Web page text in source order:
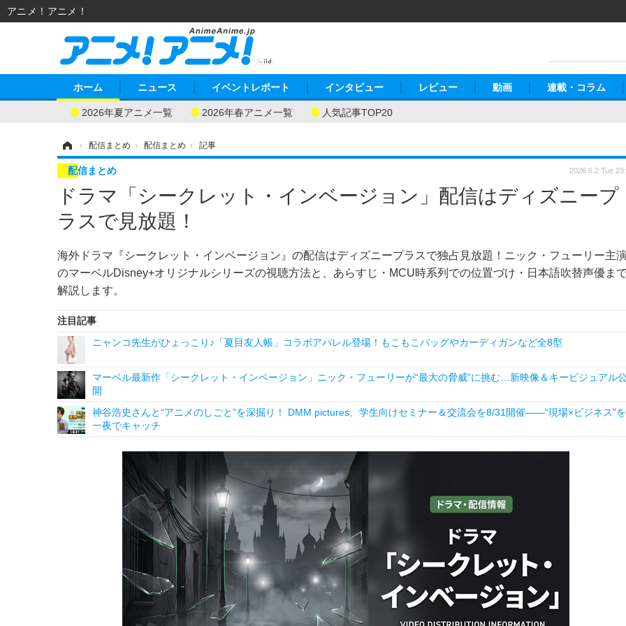
ホーム
2026年夏アニメ一覧 2026年春アニメ一覧 人気記事TOP20
ニュース イベントレポート インタビュー レビュー 動画 連載・コラム
› 配信まとめ › 配信まとめ › 記事
ドラマ「シークレット・インベージョン」配信はディズニープ
ラスで見放題！
海外ドラマ『シークレット・インベージョン』の配信はディズニープラスで独占見放題！ニック・フューリー主
のマーベルDisney+オリジナルシリーズの視聴方法と、あらすじ・MCU時系列での位置づけ・日本語吹替声優ま
解説します。
配信まとめ 2026.6.2 Tue
注目記事
ニャンコ先生がひょっこり♪「夏目友人帳」コラボアパレル登場！もこもこバッグやカーディガンなど全8型
マーベル最新作「シークレット・インベージョン」ニック・フューリーが“最大の脅威”に挑む…新映像＆キービジュアル
開
神谷浩史さんと“アニメのしごと”を深掘り！ DMM pictures、学生向けセミナー＆交流会を8/31開催――“現場×ビジネス”を
一夜でキャッチ
アニメ！アニメ！